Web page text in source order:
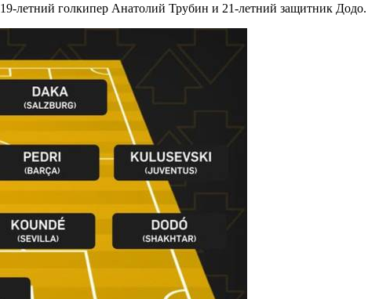
летний голкипер Анатолий Трубин и 21-летний защитник Додо.